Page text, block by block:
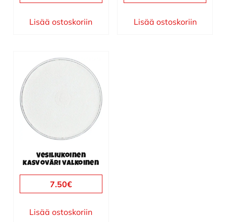
Lisää ostoskoriin Lisää ostoskoriin
Vesiliukoinen
kasvoväri valkoinen
7.50€
Lisää ostoskoriin